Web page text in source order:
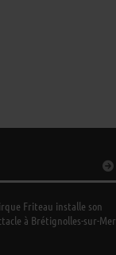
Friteau installe son
à Brétignolles-sur-Mer